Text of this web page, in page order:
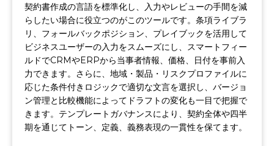
契約書作成の言語を標準化し、入力やレビューの手間を減
らしたい場合に役立つのがこのツールです。条項ライブラ
リ、フォールバックポジション、プレイブックを活用して
ビジネスユーザーの入力をスムーズにし、スマートフィー
ルドでCRMやERPから当事者情報、価格、日付を事前入
力できます。さらに、地域・製品・リスクプロファイルに
応じた条件付きロジックで適切な文言を選択し、バージョ
ン管理と比較機能によってドラフトの変化も一目で把握で
きます。テンプレートガバナンスにより、契約全体や四半
期を通じてトーン、定義、義務表現の一貫性を保てます。